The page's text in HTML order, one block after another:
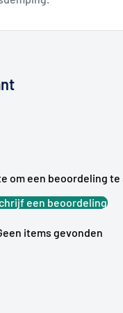
om een beoordeling
een beoordeling
items gevonden